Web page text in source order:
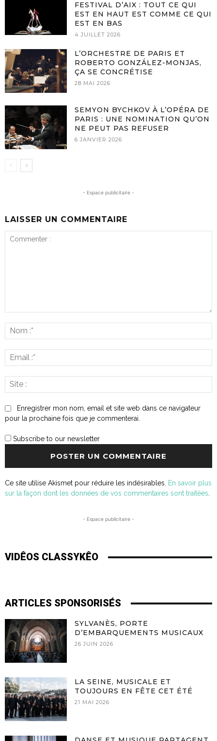
FESTIVAL D’AIX : TOUT CE QUI
EST EN HAUT EST COMME CE QUI
EST EN BAS
4 JUILLET 2026
L’ORCHESTRE DE PARIS ET
ROBERTO GONZÁLEZ-MONJAS,
ÇA SE CONCRÉTISE
28 MAI 2026
SEMYON BYCHKOV À L’OPÉRA DE
PARIS : UNE NOMINATION QU’ON
NE PEUT PAS REFUSER
6 JANVIER 2026
- Espace publicitaire -
LAISSER UN COMMENTAIRE
Enregistrer mon nom, email et site web dans ce navigateur
pour la prochaine fois que je commenterai.
Subscribe to our newsletter
Ce site utilise Akismet pour réduire les indésirables. En savoir plus
sur la façon dont les données de vos commentaires sont traitées.
- Espace publicitaire -
VIDÊOS CLASSYKÊO
ARTICLES SPONSORISÉS
SYLVANÈS, PORTE
D’EMBARQUEMENTS MUSICAUX
26 JUIN 2026
LA SEINE, MUSICALE ET
TOUJOURS EN FÊTE CET ÉTÉ
21 MAI 2026